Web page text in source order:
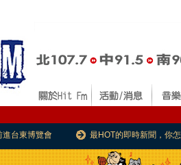
台東博覽會 最HOT的即時新聞，你